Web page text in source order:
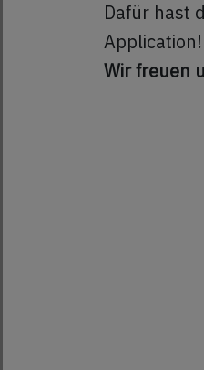
Dafür hast
Application!
Wir freuen